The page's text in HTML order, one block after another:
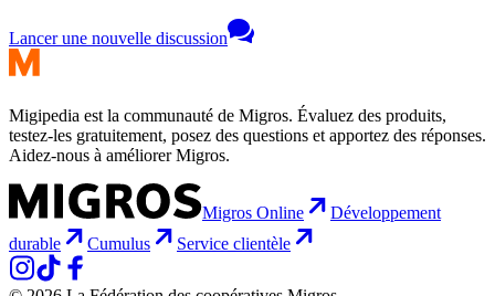
Lancer une nouvelle discussion
Migipedia est la communauté de Migros. Évaluez des produits,
testez-les gratuitement, posez des questions et apportez des réponses.
Aidez-nous à améliorer Migros.
Migros Online
Développement
durable
Cumulus Service clientèle